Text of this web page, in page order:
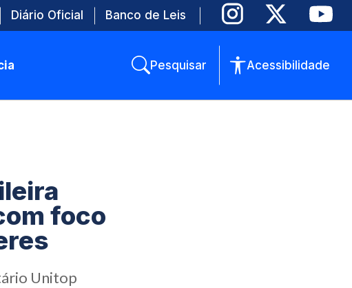
Diário Oficial Banco de Leis
Pesquisar Acessibilidade
foco
Unitop